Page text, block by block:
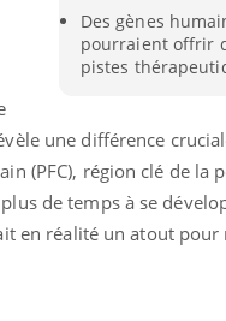
Des gènes
pourraient offrir
pistes
une différence
(PFC), région clé de la
de temps à se
en réalité un atout pour